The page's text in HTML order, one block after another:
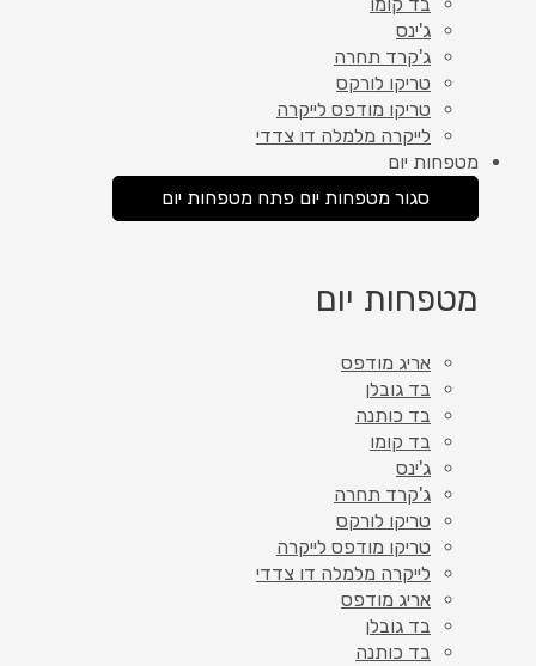
ג'ינס
ג'קרד תחרה
טריקו לורקס
טריקו מודפס לייקרה
לייקרה מלמלה דו צדדי
מטפחות יום
סגור מטפחות יום פתח מטפחות יום
מטפחות יום
אריג מודפס
בד גובלן
בד כותנה
בד קומו
ג'ינס
ג'קרד תחרה
טריקו לורקס
טריקו מודפס לייקרה
לייקרה מלמלה דו צדדי
אריג מודפס
בד גובלן
בד כותנה